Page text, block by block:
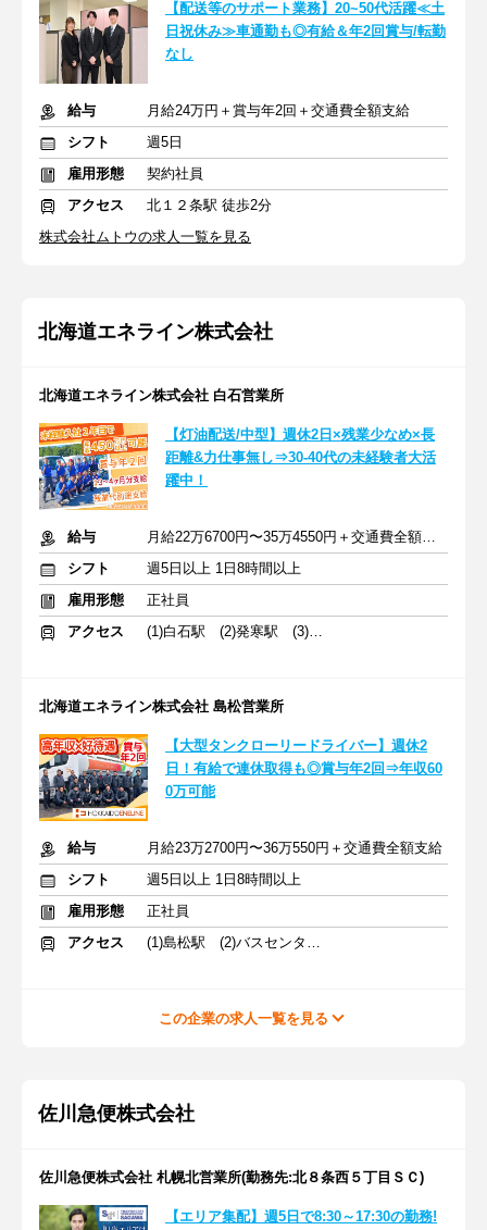
【配送等のサポート業務】20~50代活躍≪土
日祝休み≫車通勤も◎有給＆年2回賞与/転勤
なし
給与
月給24万円＋賞与年2回＋交通費全額支給
シフト
週5日
雇用形態
契約社員
アクセス
北１２条駅 徒歩2分
株式会社ムトウの求人一覧を見る
北海道エネライン株式会社
北海道エネライン株式会社 白石営業所
【灯油配送/中型】週休2日×残業少なめ×長
距離&力仕事無し⇒30-40代の未経験者大活
躍中！
給与
月給22万6700円〜35万4550円＋交通費全額・各種手当
シフト
週5日以上 1日8時間以上
雇用形態
正社員
アクセス
(1)白石駅 (2)発寒駅 (3)バスセンター前駅
北海道エネライン株式会社 島松営業所
【大型タンクローリードライバー】週休2
日！有給で連休取得も◎賞与年2回⇒年収60
0万可能
給与
月給23万2700円〜36万550円＋交通費全額支給
シフト
週5日以上 1日8時間以上
雇用形態
正社員
アクセス
(1)島松駅 (2)バスセンター前駅
この企業の求人一覧を見る
佐川急便株式会社
佐川急便株式会社 札幌北営業所(勤務先:北８条西５丁目ＳＣ)
【エリア集配】週5日で8:30～17:30の勤務!